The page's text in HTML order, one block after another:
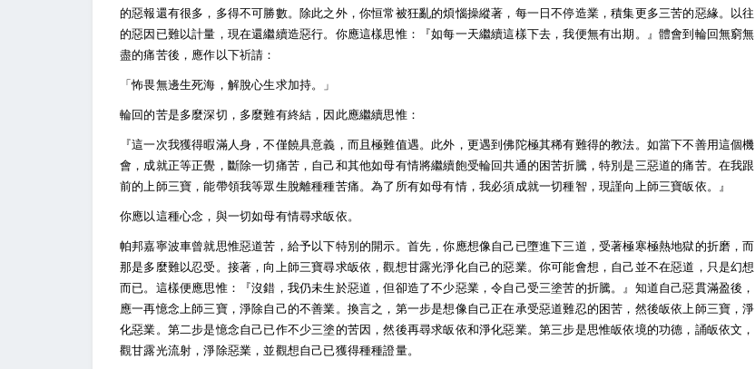
的惡報還有很多，多得不可勝數。除此之外，你恒常被狂亂的煩惱操縱著，每一日不停造業，積集更多三苦的惡緣。以往
的惡因已難以計量，現在還繼續造惡行。你應這樣思惟：『如每一天繼續這樣下去，我便無有出期。』體會到輪回無窮無
盡的痛苦後，應作以下祈請：
「怖畏無邊生死海，解脫心生求加持。」
輪回的苦是多麼深切，多麼難有終結，因此應繼續思惟：
『這一次我獲得暇滿人身，不僅饒具意義，而且極難值遇。此外，更遇到佛陀極其稀有難得的教法。如當下不善用這個機
會，成就正等正覺，斷除一切痛苦，自己和其他如母有情將繼續飽受輪回共通的困苦折騰，特別是三惡道的痛苦。在我跟
前的上師三寶，能帶領我等眾生脫離種種苦痛。為了所有如母有情，我必須成就一切種智，現謹向上師三寶皈依。』
你應以這種心念，與一切如母有情尋求皈依。
帕邦嘉寧波車曾就思惟惡道苦，給予以下特別的開示。首先，你應想像自己已墮進下三道，受著極寒極熱地獄的折磨，而
那是多麼難以忍受。接著，向上師三寶尋求皈依，觀想甘露光淨化自己的惡業。你可能會想，自己並不在惡道，只是幻想
而已。這樣便應思惟：『沒錯，我仍未生於惡道，但卻造了不少惡業，令自己受三塗苦的折騰。』知道自己惡貫滿盈後，
應一再憶念上師三寶，淨除自己的不善業。換言之，第一步是想像自己正在承受惡道難忍的困苦，然後皈依上師三寶，淨
化惡業。第二步是憶念自己已作不少三塗的苦因，然後再尋求皈依和淨化惡業。第三步是思惟皈依境的功德，誦皈依文，
觀甘露光流射，淨除惡業，並觀想自己已獲得種種證量。